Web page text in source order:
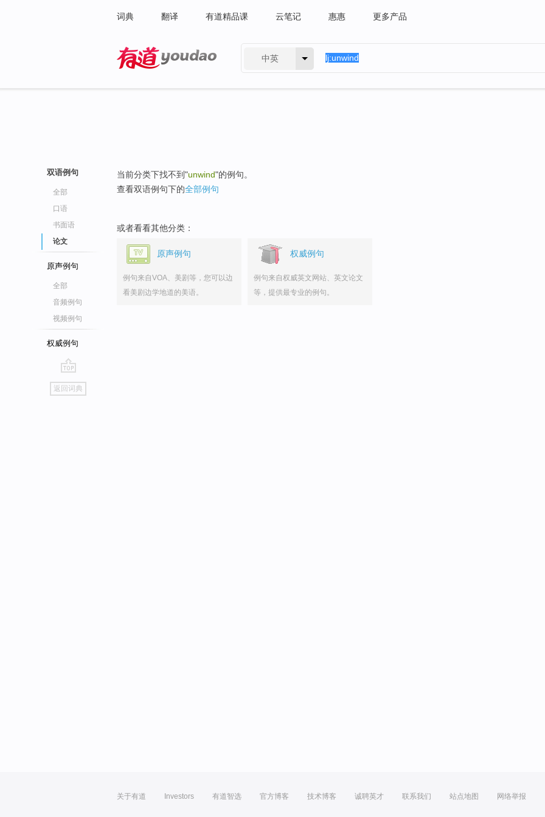
词典 翻译 有道精品课 云笔记 惠惠 更多产品
中英
双语例句
全部
口语
书面语
论文
原声例句
全部
音频例句
视频例句
权威例句
go
top
返回词典
当前分类下找不到"unwind"的例句。
查看双语例句下的全部例句
或者看看其他分类：
原声例句
例句来自VOA、美剧等，您可以边
看美剧边学地道的美语。
权威例句
例句来自权威英文网站、英文论文
等，提供最专业的例句。
关于有道 Investors 有道智选 官方博客 技术博客 诚聘英才 联系我们 站点地图 网络举报